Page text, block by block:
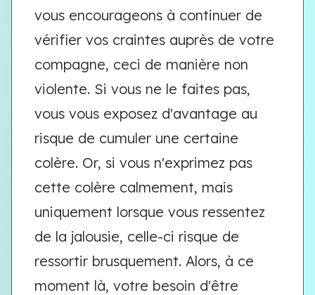
vous encourageons à continuer de
vérifier vos craintes auprès de votre
compagne, ceci de manière non
violente. Si vous ne le faites pas,
vous vous exposez d'avantage au
risque de cumuler une certaine
colère. Or, si vous n'exprimez pas
cette colère calmement, mais
uniquement lorsque vous ressentez
de la jalousie, celle-ci risque de
ressortir brusquement. Alors, à ce
moment là, votre besoin d'être